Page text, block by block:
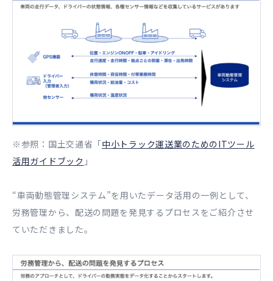
※参照：国土交通省「中小トラック運送業のためのITツール
活用ガイドブック 」
“車両動態管理システム”を用いたデータ活用の一例として、
労務管理から、配送の問題を発見するプロセスをご紹介させ
ていただきました。